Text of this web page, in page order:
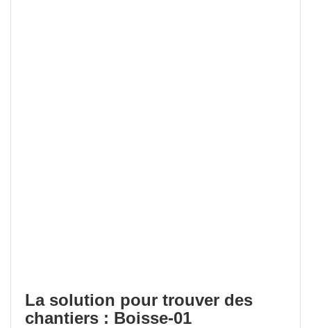
La solution pour trouver des
chantiers : Boisse-01